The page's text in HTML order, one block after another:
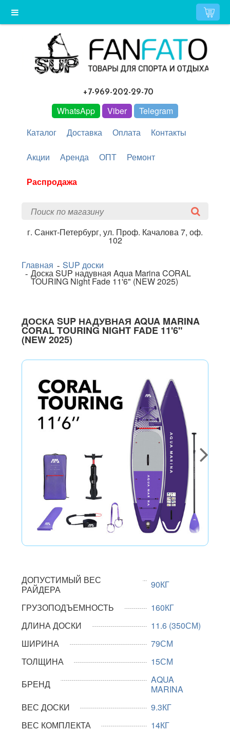
+7-969-202-29-70
WhatsApp Viber
Telegram
Каталог
Доставка Оплата Контакты
Акции Аренда ОПТ Ремонт
Распродажа
г. Санкт-Петербург, ул. Проф. Качалова 7, оф.
102
Главная SUP доски
Доска SUP надувная Aqua Marina CORAL
TOURING Night Fade 11'6" (NEW 2025)
ДОСКА SUP НАДУВНАЯ AQUA MARINA
CORAL TOURING NIGHT FADE 11'6"
(NEW 2025)
ДОПУСТИМЫЙ ВЕС
РАЙДЕРА
90КГ
ГРУЗОПОДЪЕМНОСТЬ
160КГ
ДЛИНА ДОСКИ
11.6 (350СМ)
ШИРИНА
79СМ
ТОЛЩИНА
15СМ
БРЕНД
AQUA
MARINA
ВЕС ДОСКИ
9.3КГ
ВЕС КОМПЛЕКТА
14КГ